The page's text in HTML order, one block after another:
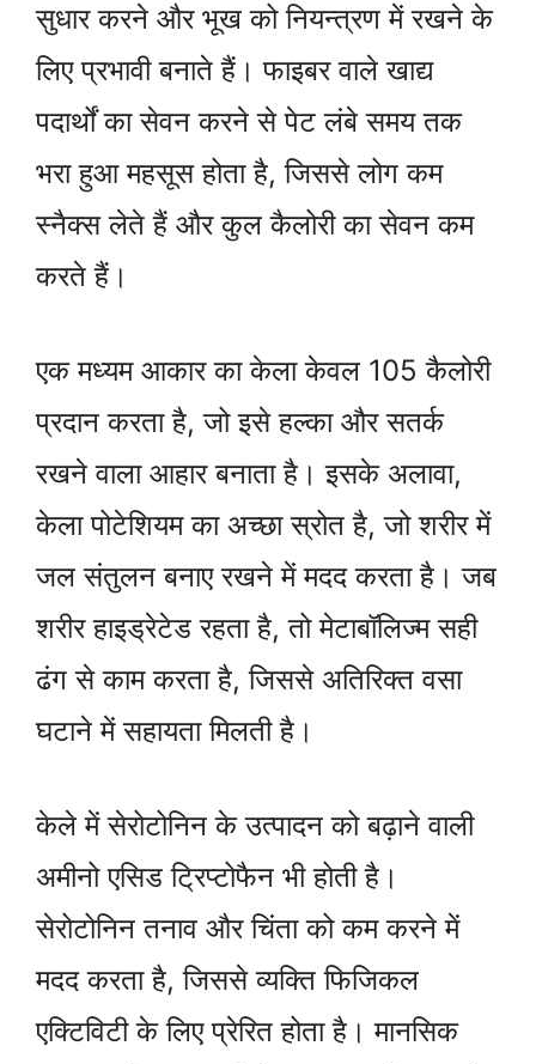
सुधार करने और भूख को नियन्त्रण में रखने के
लिए प्रभावी बनाते हैं। फाइबर वाले खाद्य
पदार्थों का सेवन करने से पेट लंबे समय तक
भरा हुआ महसूस होता है, जिससे लोग कम
स्नैक्स लेते हैं और कुल कैलोरी का सेवन कम
करते हैं।
एक मध्यम आकार का केला केवल 105 कैलोरी
प्रदान करता है, जो इसे हल्का और सतर्क
रखने वाला आहार बनाता है। इसके अलावा,
केला पोटेशियम का अच्छा स्रोत है, जो शरीर में
जल संतुलन बनाए रखने में मदद करता है। जब
शरीर हाइड्रेटेड रहता है, तो मेटाबॉलिज्म सही
ढंग से काम करता है, जिससे अतिरिक्त वसा
घटाने में सहायता मिलती है।
केले में सेरोटोनिन के उत्पादन को बढ़ाने वाली
अमीनो एसिड ट्रिप्टोफैन भी होती है।
सेरोटोनिन तनाव और चिंता को कम करने में
मदद करता है, जिससे व्यक्ति फिजिकल
एक्टिविटी के लिए प्रेरित होता है। मानसिक